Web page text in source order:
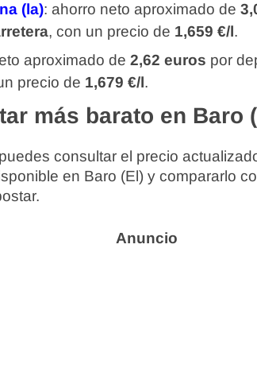
(la): ahorro neto aproximado de
, con un precio de 1,659 €/l.
aproximado de 2,62 euros por
precio de 1,679 €/l.
más barato en Baro
consultar el precio
en Baro (El) y compararlo